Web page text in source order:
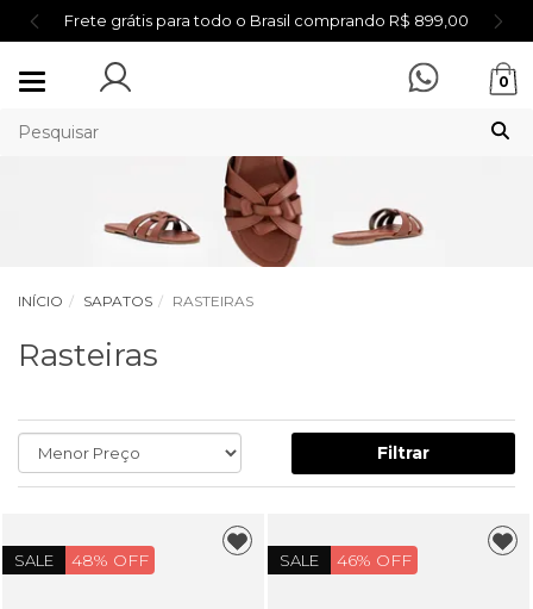
Frete grátis para todo o Brasil comprando R$ 899,00
Mudar
0
INÍCIO SAPATOS RASTEIRAS
Rasteiras
Filtrar
SALE 48% OFF SALE 46% OFF